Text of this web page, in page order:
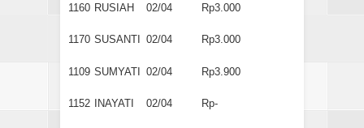
1160 RUSIAH 02/04 Rp3.000
1170 SUSANTI 02/04 Rp3.000
1109 SUMYATI 02/04 Rp3.900
1152 INAYATI 02/04 Rp-